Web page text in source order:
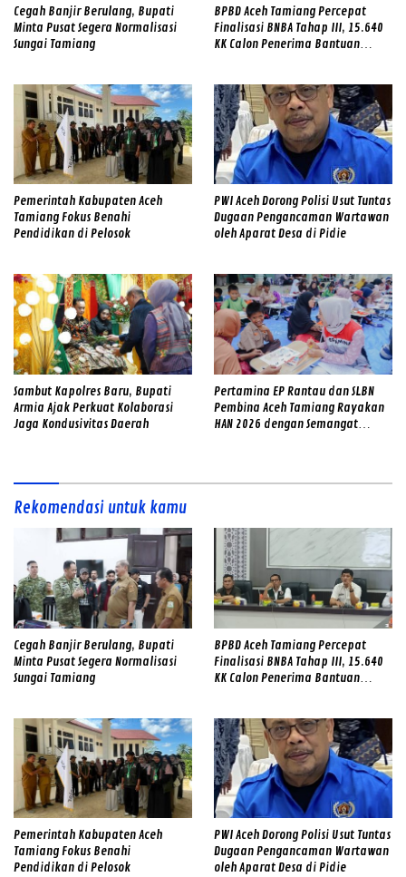
Cegah Banjir Berulang, Bupati
Minta Pusat Segera Normalisasi
Sungai Tamiang
BPBD Aceh Tamiang Percepat
Finalisasi BNBA Tahap III, 15.640
KK Calon Penerima Bantuan
Pemerintah Kabupaten Aceh
Tamiang Fokus Benahi
Pendidikan di Pelosok
PWI Aceh Dorong Polisi Usut Tuntas
Dugaan Pengancaman Wartawan
oleh Aparat Desa di Pidie
Sambut Kapolres Baru, Bupati
Armia Ajak Perkuat Kolaborasi
Jaga Kondusivitas Daerah
Pertamina EP Rantau dan SLBN
Pembina Aceh Tamiang Rayakan
HAN 2026 dengan Semangat
Rekomendasi untuk kamu
Cegah Banjir Berulang, Bupati
Minta Pusat Segera Normalisasi
Sungai Tamiang
BPBD Aceh Tamiang Percepat
Finalisasi BNBA Tahap III, 15.640
KK Calon Penerima Bantuan
Pemerintah Kabupaten Aceh
Tamiang Fokus Benahi
Pendidikan di Pelosok
PWI Aceh Dorong Polisi Usut Tuntas
Dugaan Pengancaman Wartawan
oleh Aparat Desa di Pidie